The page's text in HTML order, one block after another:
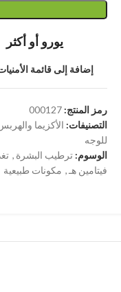
توصيل مجاني عند الشراء بقيمة AED 400 يورو أو أكثر
إضافة إلى قائمة
رمز المنتج:000127
التصنيفات: الأكزيما
للوجه
الوسوم: ترطيب البشرة ,
فيتامين هـ, مكونات طبيعية